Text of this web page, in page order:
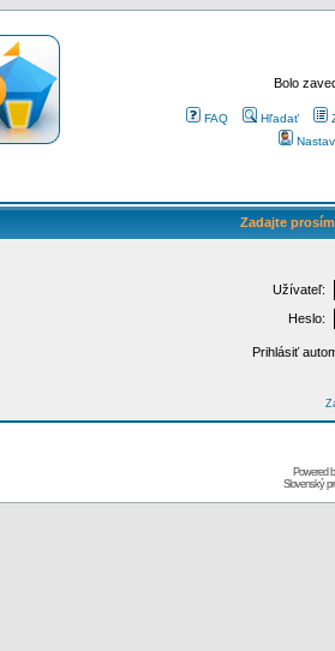
Bolo
FAQ Hľadať
Zadajte
Užívateľ:
Heslo:
Prihlásiť
Powered
Slovenský